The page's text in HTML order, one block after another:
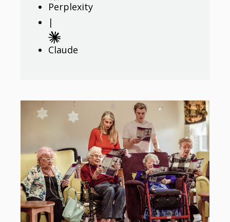
Perplexity
|
Claude